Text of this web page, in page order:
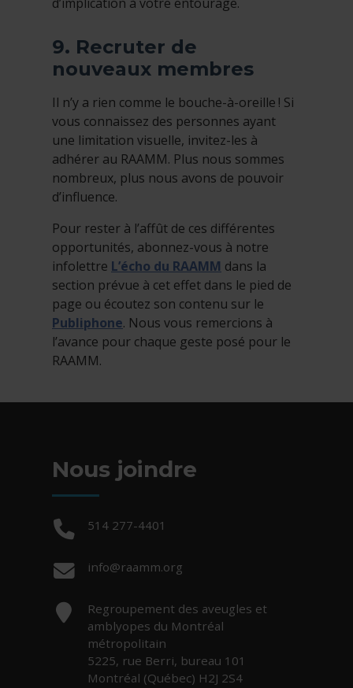
d’implication à votre entourage.
9. Recruter de
nouveaux membres
Il n’y a rien comme le bouche-à-oreille ! Si
vous connaissez des personnes ayant
une limitation visuelle, invitez-les à
adhérer au RAAMM. Plus nous sommes
nombreux, plus nous avons de pouvoir
d’influence.
Pour rester à l’affût de ces différentes
opportunités, abonnez-vous à notre
infolettre L’écho du RAAMM dans la
section prévue à cet effet dans le pied de
page ou écoutez son contenu sur le
Publiphone. Nous vous remercions à
l’avance pour chaque geste posé pour le
RAAMM.
Nous joindre
Téléphone :
514 277-4401
Courriel :
info@raamm.org
Adresse :
Regroupement des aveugles et
amblyopes du Montréal
métropolitain
5225, rue Berri, bureau 101
Montréal (Québec) H2J 2S4